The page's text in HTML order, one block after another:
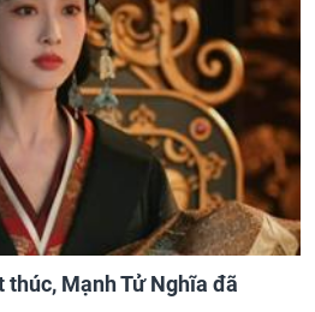
thúc, Mạnh Tử Nghĩa đã